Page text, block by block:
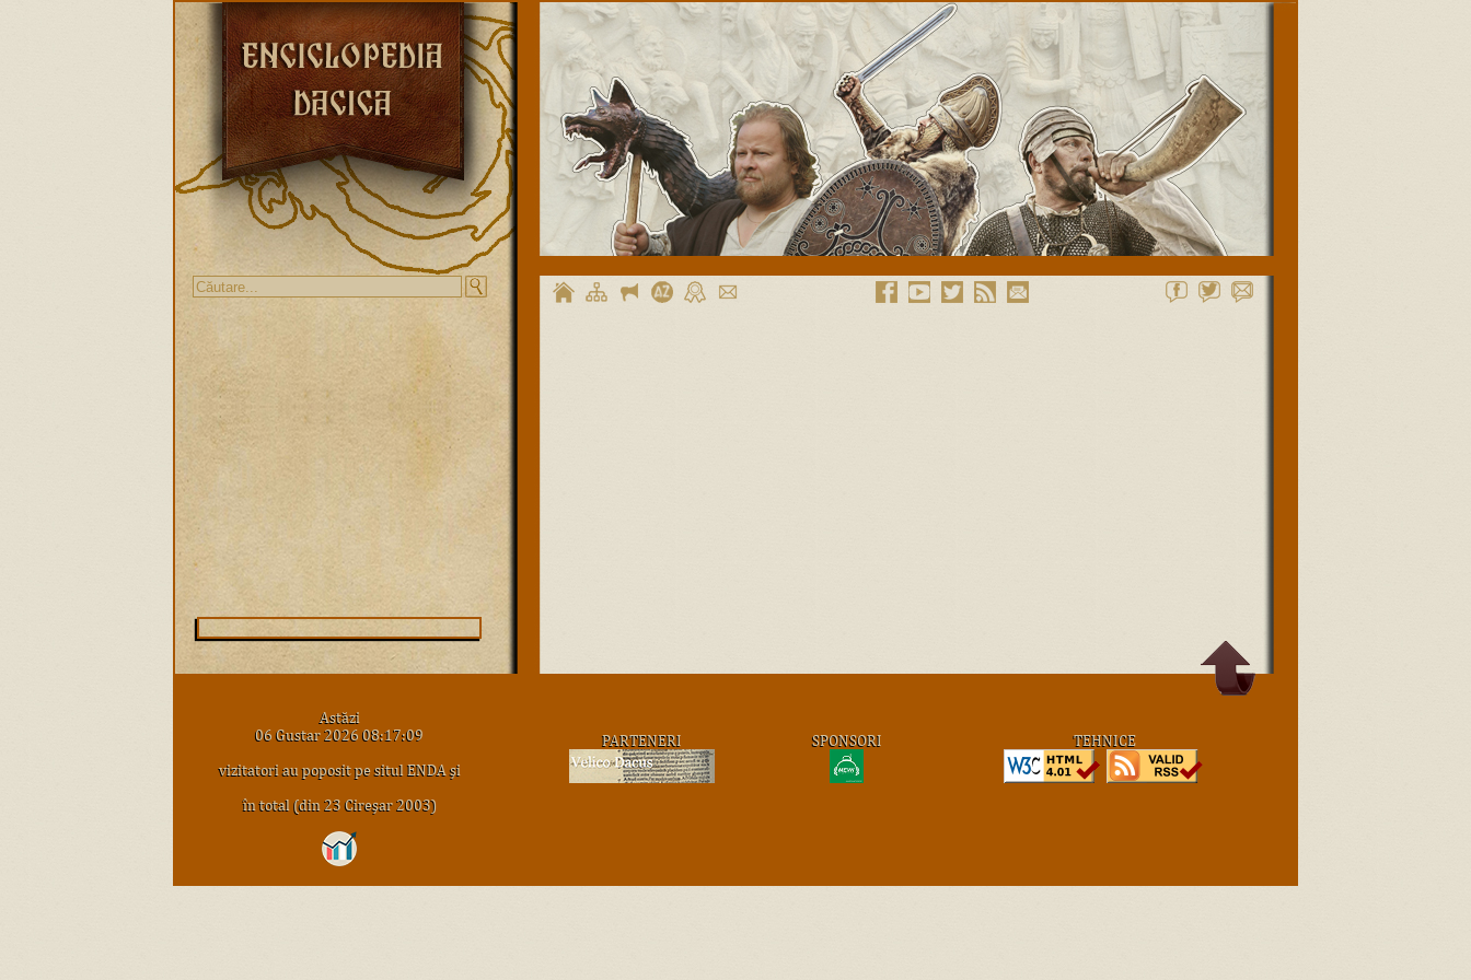
Astăzi
06 Gustar 2026 08:17:09
vizitatori au poposit pe situl ENDA şi
în total (din 23 Cireşar 2003)
PARTENERI SPONSORI TEHNICE